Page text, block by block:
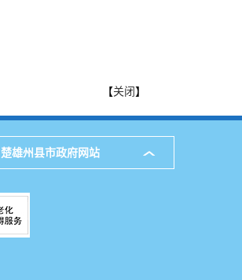
【关闭】
楚雄州县市政府网站